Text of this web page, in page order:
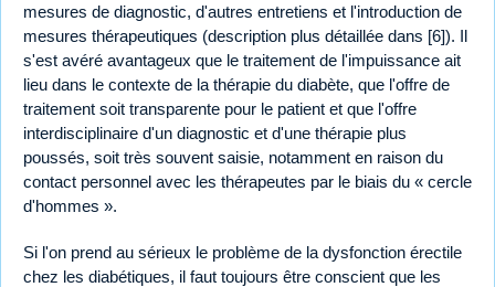
mesures de diagnostic, d'autres entretiens et l'introduction de
mesures thérapeutiques (description plus détaillée dans [6]). Il
s'est avéré avantageux que le traitement de l'impuissance ait
lieu dans le contexte de la thérapie du diabète, que l'offre de
traitement soit transparente pour le patient et que l'offre
interdisciplinaire d'un diagnostic et d'une thérapie plus
poussés, soit très souvent saisie, notamment en raison du
contact personnel avec les thérapeutes par le biais du « cercle
d'hommes ».
Si l'on prend au sérieux le problème de la dysfonction érectile
chez les diabétiques, il faut toujours être conscient que les